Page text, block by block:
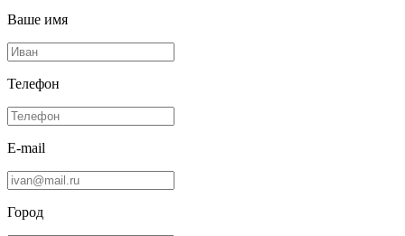
Ваше имя
Телефон
E-mail
Город